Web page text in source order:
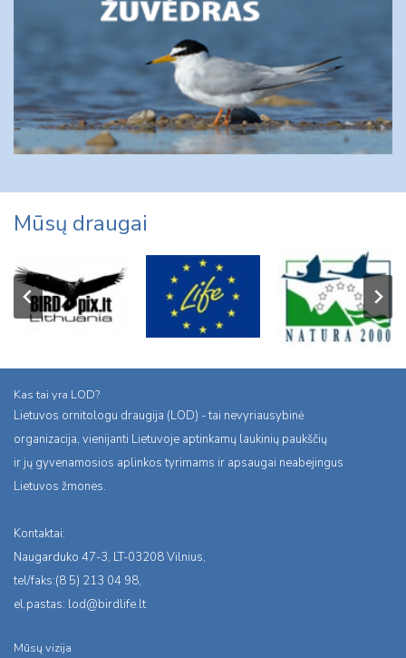
Mūsų draugai
Kas tai yra LOD?
Lietuvos ornitologu draugija (LOD) - tai nevyriausybinė
organizacija, vienijanti Lietuvoje aptinkamų laukinių paukščių
ir jų gyvenamosios aplinkos tyrimams ir apsaugai neabejingus
Lietuvos žmones.
Kontaktai:
Naugarduko 47-3, LT-03208 Vilnius,
tel/faks:(8 5) 213 04 98,
el.pastas: lod@birdlife.lt
Mūsų vizija